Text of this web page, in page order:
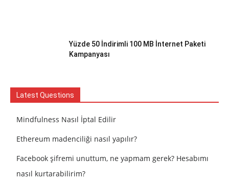
Yüzde 50 İndirimli 100 MB İnternet Paketi
Kampanyası
Latest Questions
Mindfulness Nasıl İptal Edilir
Ethereum madenciliği nasıl yapılır?
Facebook şifremi unuttum, ne yapmam gerek? Hesabımı
nasıl kurtarabilirim?